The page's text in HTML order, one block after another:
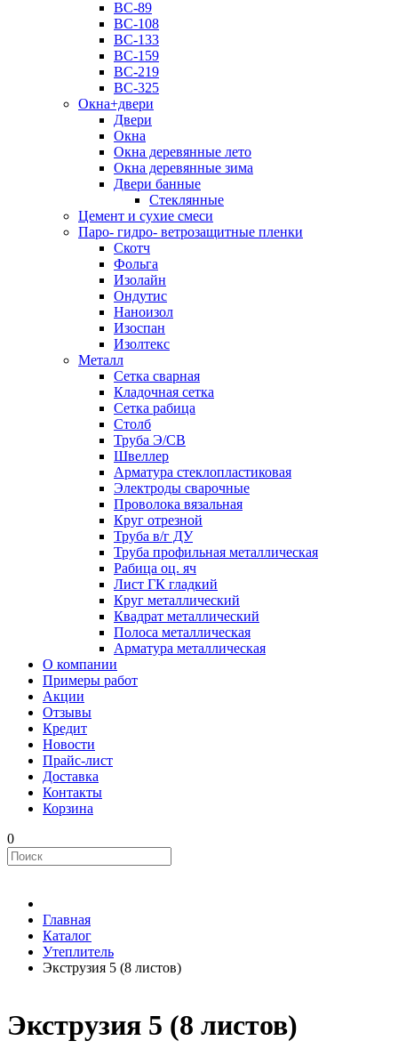
ВС-89
ВС-108
ВС-133
ВС-159
ВС-219
ВС-325
Окна+двери
Двери
Окна
Окна деревянные лето
Окна деревянные зима
Двери банные
Стеклянные
Цемент и сухие смеси
Паро- гидро- ветрозащитные пленки
Скотч
Фольга
Изолайн
Ондутис
Наноизол
Изоспан
Изолтекс
Металл
Сетка сварная
Кладочная сетка
Сетка рабица
Столб
Труба Э/СВ
Швеллер
Арматура стеклопластиковая
Электроды сварочные
Проволока вязальная
Круг отрезной
Труба в/г ДУ
Труба профильная металлическая
Рабица оц. яч
Лист ГК гладкий
Круг металлический
Квадрат металлический
Полоса металлическая
Арматура металлическая
О компании
Примеры работ
Акции
Отзывы
Кредит
Новости
Прайс-лист
Доставка
Контакты
Корзина
0
Главная
Каталог
Утеплитель
Экструзия 5 (8 листов)
Экструзия 5 (8 листов)